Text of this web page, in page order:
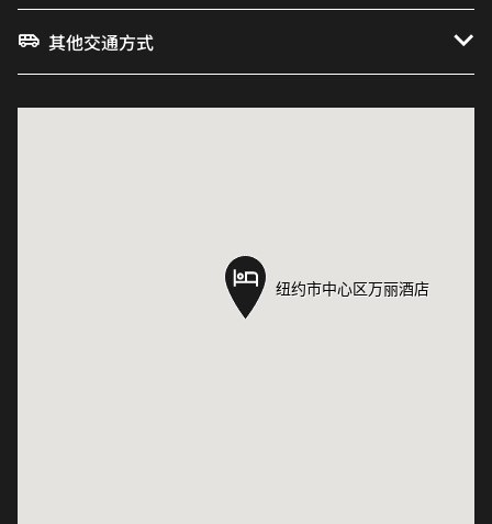
其他交通方式
纽约市中心区万丽酒店
纽约市中心区万丽酒店